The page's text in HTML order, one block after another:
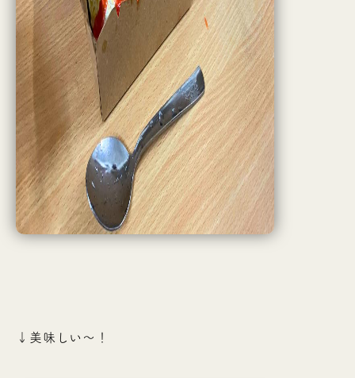
↓美味しい〜！